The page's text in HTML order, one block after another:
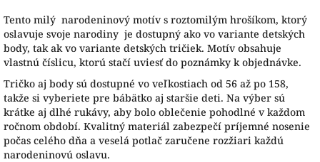
Tento milý narodeninový motív s roztomilým hrošíkom, ktorý
oslavuje svoje narodiny je dostupný ako vo variante detských
body, tak ak vo variante detských tričiek. Motív obsahuje
vlastnú číslicu, ktorú stačí uviesť do poznámky k objednávke.
Tričko aj body sú dostupné vo veľkostiach od 56 až po 158,
takže si vyberiete pre bábätko aj staršie deti. Na výber sú
krátke aj dlhé rukávy, aby bolo oblečenie pohodlné v každom
ročnom období. Kvalitný materiál zabezpečí príjemné nosenie
počas celého dňa a veselá potlač zaručene rozžiari každú
narodeninovú oslavu.